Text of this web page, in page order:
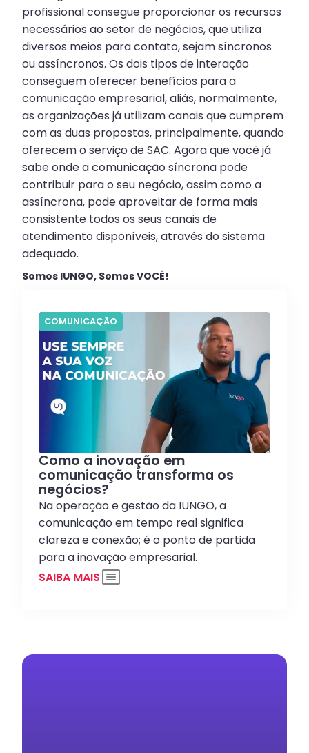
profissional consegue proporcionar os recursos
necessários ao setor de negócios, que utiliza
diversos meios para contato, sejam síncronos
ou assíncronos. Os dois tipos de interação
conseguem oferecer benefícios para a
comunicação empresarial, aliás, normalmente,
as organizações já utilizam canais que cumprem
com as duas propostas, principalmente, quando
oferecem o serviço de SAC. Agora que você já
sabe onde a comunicação síncrona pode
contribuir para o seu negócio, assim como a
assíncrona, pode aproveitar de forma mais
consistente todos os seus canais de
atendimento disponíveis, através do sistema
adequado.
Somos IUNGO, Somos VOCÊ!
COMUNICAÇÃO
Como a inovação em
comunicação transforma os
negócios?
Na operação e gestão da IUNGO, a
comunicação em tempo real significa
clareza e conexão; é o ponto de partida
para a inovação empresarial.
SAIBA MAIS